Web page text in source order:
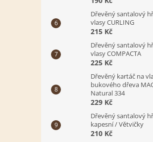
Dřevěný santalový
vlasy CURLING
215 Kč
Dřevěný santalový
vlasy COMPACTA
225 Kč
Dřevěný kartáč na
bukového dřeva
Natural 334
229 Kč
Dřevěný santalový
kapesní / Větvičky
210 Kč